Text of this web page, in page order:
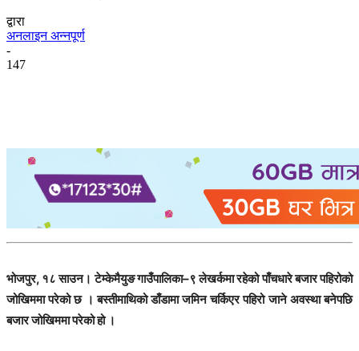
द्वारा
अनलाइन अन्नपूर्ण
-
147
भोजपुर, १८ साउन। टेम्केमैयुङ गाउँपालिका–९ लेखर्कमा रहेको पाँचधारे बजार पहिरोको
जोखिममा परेको छ । बस्तीमाथिको डाँडामा जमिन चर्किएर पहिरो जाने अवस्था बनेपछि
बजार जोखिममा परेको हो ।